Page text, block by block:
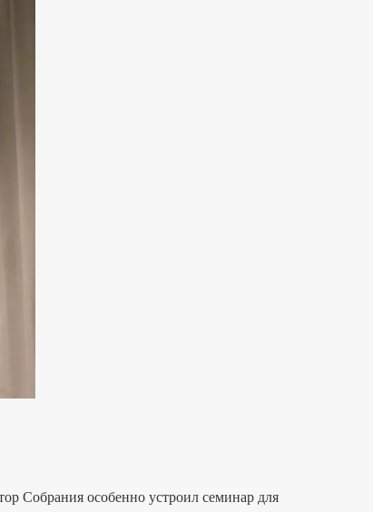
Собрания особенно устроил семинар для